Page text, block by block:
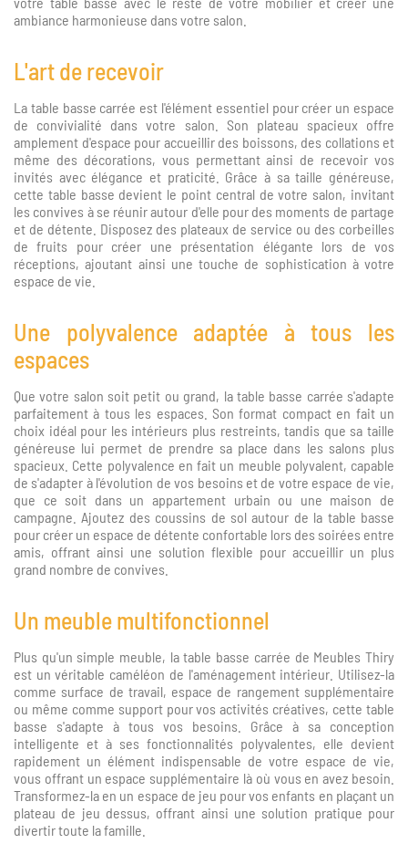
ambiance harmonieuse dans votre salon.
L'art de recevoir
La table basse carrée est l'élément essentiel pour créer un espace
de convivialité dans votre salon. Son plateau spacieux offre
amplement d'espace pour accueillir des boissons, des collations et
même des décorations, vous permettant ainsi de recevoir vos
invités avec élégance et praticité. Grâce à sa taille généreuse,
cette table basse devient le point central de votre salon, invitant
les convives à se réunir autour d'elle pour des moments de partage
et de détente. Disposez des plateaux de service ou des corbeilles
de fruits pour créer une présentation élégante lors de vos
réceptions, ajoutant ainsi une touche de sophistication à votre
espace de vie.
Une polyvalence adaptée à tous les
espaces
Que votre salon soit petit ou grand, la table basse carrée s'adapte
parfaitement à tous les espaces. Son format compact en fait un
choix idéal pour les intérieurs plus restreints, tandis que sa taille
généreuse lui permet de prendre sa place dans les salons plus
spacieux. Cette polyvalence en fait un meuble polyvalent, capable
de s'adapter à l'évolution de vos besoins et de votre espace de vie,
que ce soit dans un appartement urbain ou une maison de
campagne. Ajoutez des coussins de sol autour de la table basse
pour créer un espace de détente confortable lors des soirées entre
amis, offrant ainsi une solution flexible pour accueillir un plus
grand nombre de convives.
Un meuble multifonctionnel
Plus qu'un simple meuble, la table basse carrée de Meubles Thiry
est un véritable caméléon de l'aménagement intérieur. Utilisez-la
comme surface de travail, espace de rangement supplémentaire
ou même comme support pour vos activités créatives, cette table
basse s'adapte à tous vos besoins. Grâce à sa conception
intelligente et à ses fonctionnalités polyvalentes, elle devient
rapidement un élément indispensable de votre espace de vie,
vous offrant un espace supplémentaire là où vous en avez besoin.
Transformez-la en un espace de jeu pour vos enfants en plaçant un
plateau de jeu dessus, offrant ainsi une solution pratique pour
divertir toute la famille.